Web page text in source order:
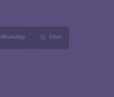
WhatsApp Viber